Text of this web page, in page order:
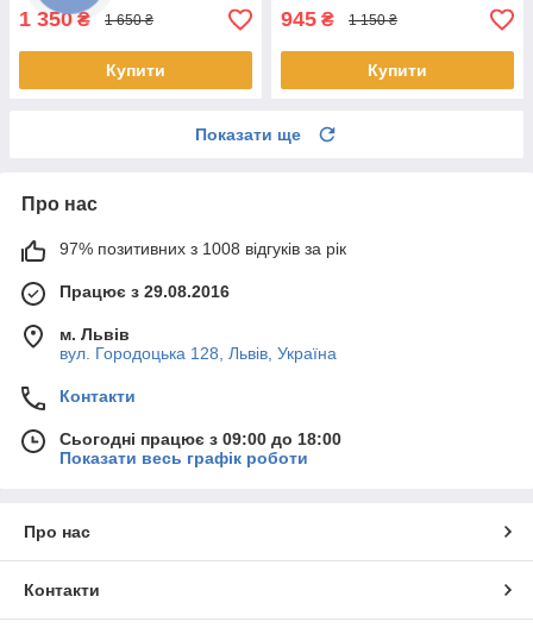
1 350₴ 1 650 ₴
Купити
945 ₴ 1 150 ₴
Купити
Показати ще
Про нас
97% позитивних з 1008 відгуків за рік
Працює з 29.08.2016
м. Львів
вул. Городоцька 128, Львів, Україна
Контакти
Сьогодні працює з 09:00 до 18:00
Показати весь графік роботи
Про нас
Контакти